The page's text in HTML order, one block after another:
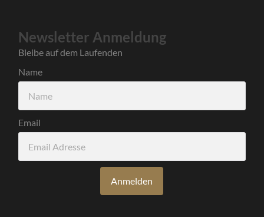
Newsletter Anmeldung
Bleibe auf dem Laufenden
Name
Email
Anmelden